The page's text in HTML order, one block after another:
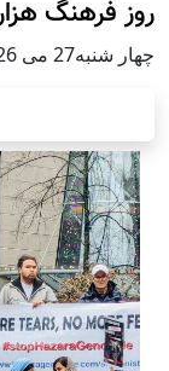
روز فرهنگ
چهار شنبه27 می 2026